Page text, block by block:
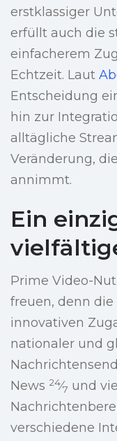
erstklassiger
erfüllt auch die
einfacherem
Echtzeit. Laut
Entscheidung
hin zur
alltägliche
Veränderung,
annimmt.
Ein
Prime Video-
freuen, denn
innovativen
nationaler und
News 24⁄7 und
verschiedene